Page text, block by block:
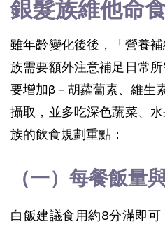
銀髮族維他命
雖年齡變化後後，「營養
族需要額外注意補足日常
要增加β－胡蘿蔔素、維生
攝取，並多吃深色蔬菜、
族的飲食規劃重點：
（一）每餐飯量
白飯建議食用約8分滿即